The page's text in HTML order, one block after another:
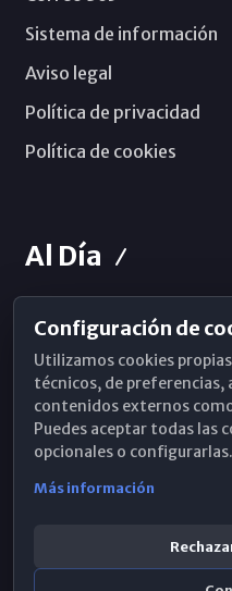
Sistema de información
Aviso legal
Política de privacidad
Política de cookies
Al Día
Horarios de Misa
Hemeroteca
WhatsApp
Configuración de
Utilizamos cookies
técnicos, de
contenidos externos
Puedes aceptar todas las
opcionales o configurarlas.
Más información